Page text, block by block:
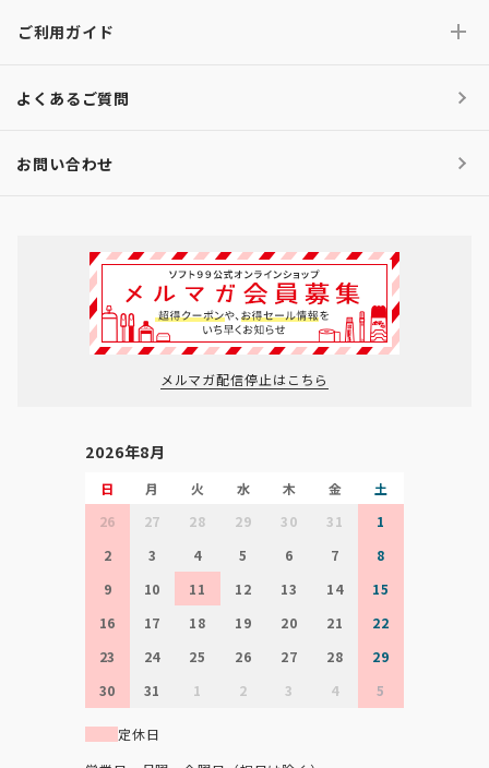
ご利用ガイド
よくあるご質問
お問い合わせ
メルマガ配信停止はこちら
2026年8月
日 月 火 水 木 金
土
26
27 28 29 30 31
1
2
3 4 5 6 7
8
9
10 11 12 13 14
15
16
17 18 19 20 21
22
23
24 25 26 27 28
29
30
31 1 2 3 4 5
定休日